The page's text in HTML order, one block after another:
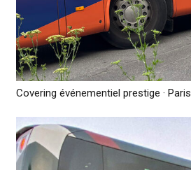
Covering événementiel prestige · Paris